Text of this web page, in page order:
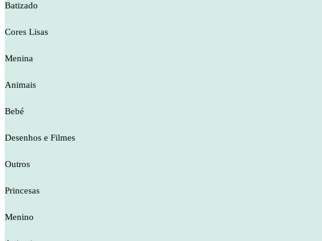
Batizado
Cores Lisas
Menina
Animais
Bebé
Desenhos e Filmes
Outros
Princesas
Menino